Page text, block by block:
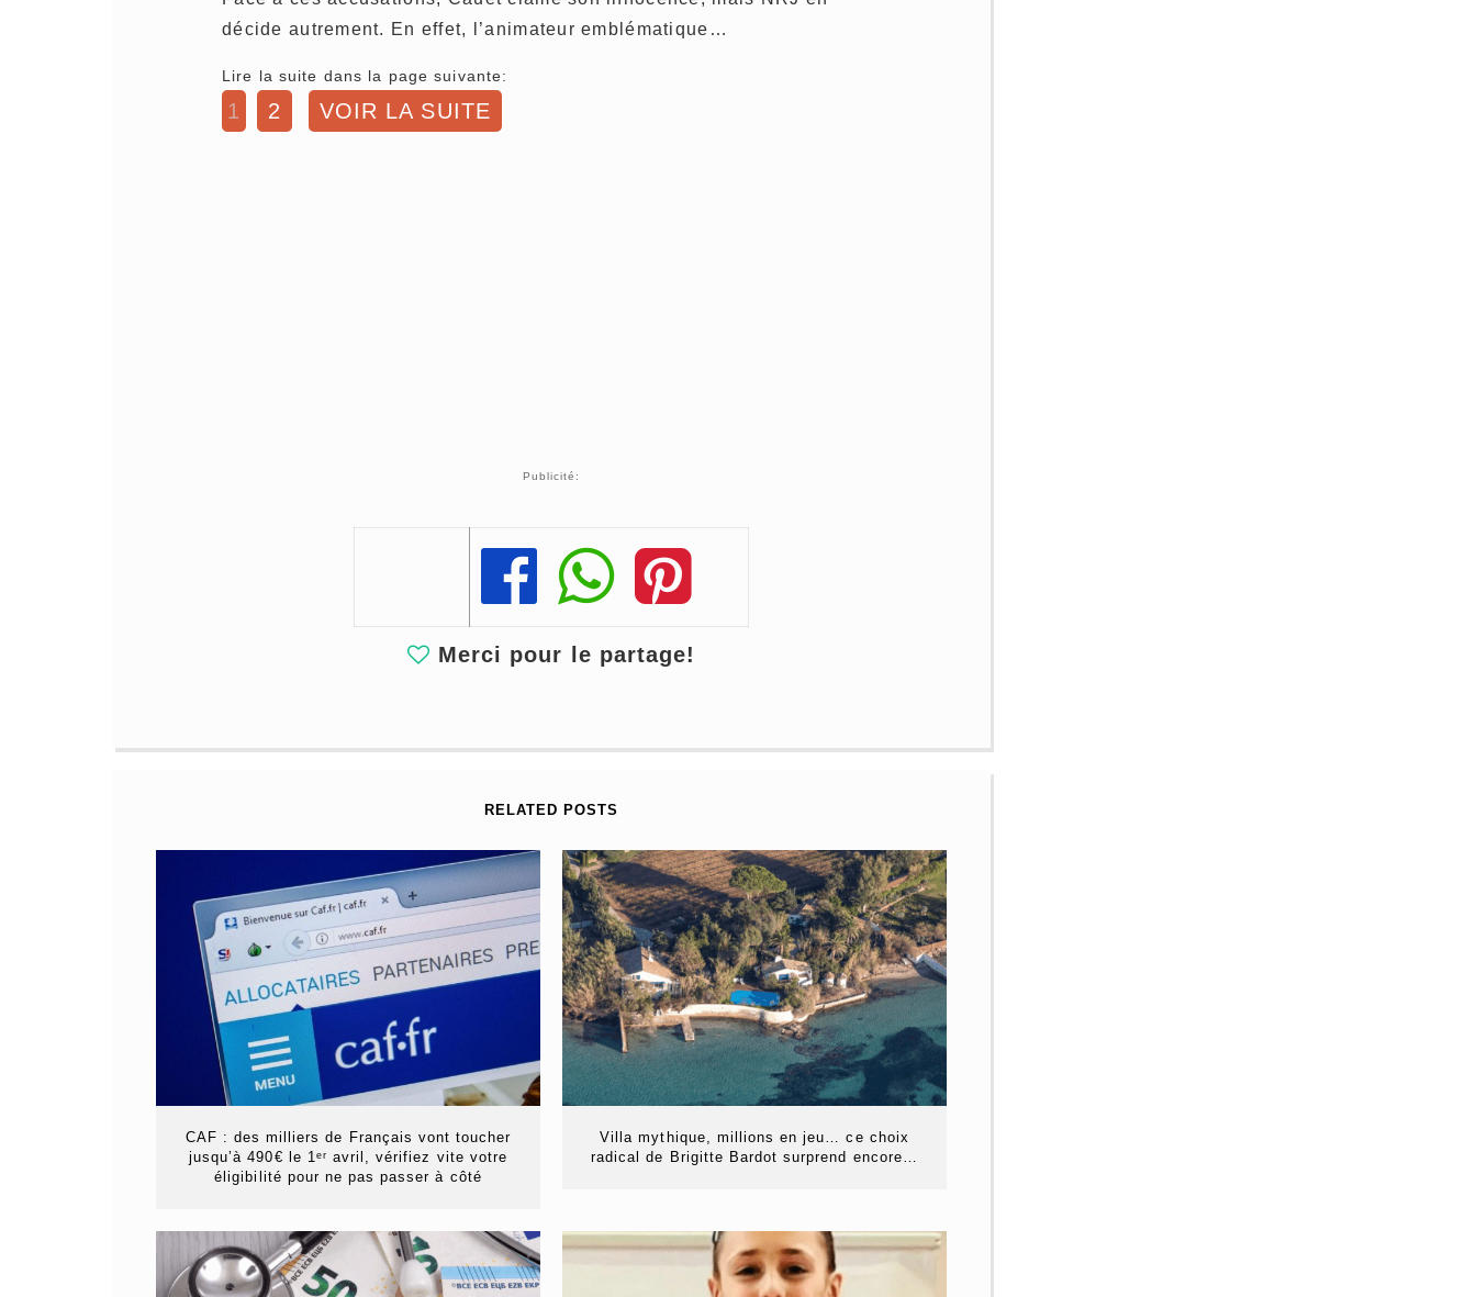
décide autrement. En effet, l’animateur emblématique…
Lire la suite dans la page suivante:
1 2 VOIR LA SUITE
Publicité:
Share
Share
Share
Merci pour le partage!
RELATED POSTS
CAF : des milliers de Français vont toucher
jusqu’à 490€ le 1ᵉʳ avril, vérifiez vite votre
éligibilité pour ne pas passer à côté
Villa mythique, millions en jeu… ce choix
radical de Brigitte Bardot surprend encore…